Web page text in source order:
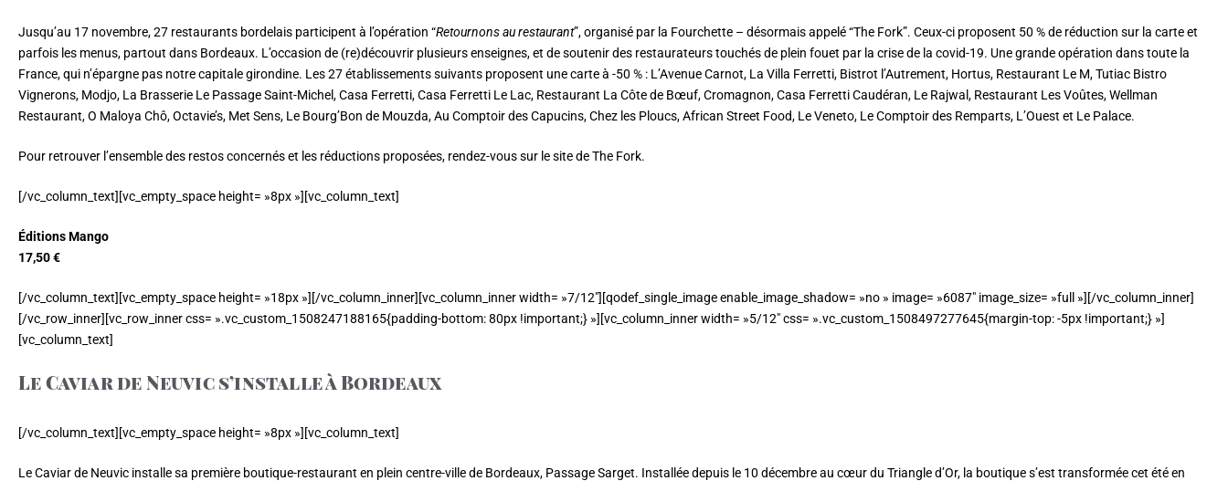
Jusqu’au 17 novembre, 27 restaurants bordelais participent à l’opération “Retournons au restaurant”, organisé par la Fourchette – désormais appelé “The Fork”. Ceux-ci proposent 50 % de réduction sur la carte et
parfois les menus, partout dans Bordeaux. L’occasion de (re)découvrir plusieurs enseignes, et de soutenir des restaurateurs touchés de plein fouet par la crise de la covid-19. Une grande opération dans toute la
France, qui n’épargne pas notre capitale girondine. Les 27 établissements suivants proposent une carte à -50 % : L’Avenue Carnot, La Villa Ferretti, Bistrot l’Autrement, Hortus, Restaurant Le M, Tutiac Bistro
Vignerons, Modjo, La Brasserie Le Passage Saint-Michel, Casa Ferretti, Casa Ferretti Le Lac, Restaurant La Côte de Bœuf, Cromagnon, Casa Ferretti Caudéran, Le Rajwal, Restaurant Les Voûtes, Wellman
Restaurant, O Maloya Chô, Octavie’s, Met Sens, Le Bourg’Bon de Mouzda, Au Comptoir des Capucins, Chez les Ploucs, African Street Food, Le Veneto, Le Comptoir des Remparts, L’Ouest et Le Palace.
Pour retrouver l’ensemble des restos concernés et les réductions proposées, rendez-vous sur le site deThe Fork.
[/vc_column_text][vc_empty_space height= »8px »][vc_column_text]
Éditions Mango
17,50 €
[/vc_column_text][vc_empty_space height= »18px »][/vc_column_inner][vc_column_inner width= »7/12″][qodef_single_image enable_image_shadow= »no » image= »6087″ image_size= »full »][/vc_column_inner]
[/vc_row_inner][vc_row_inner css= ».vc_custom_1508247188165{padding-bottom: 80px !important;} »][vc_column_inner width= »5/12″ css= ».vc_custom_1508497277645{margin-top: -5px !important;} »]
[vc_column_text]
Le Caviar de Neuvic s’installe à Bordeaux
[/vc_column_text][vc_empty_space height= »8px »][vc_column_text]
Le Caviar de Neuvic installe sa première boutique-restaurant en plein centre-ville de Bordeaux, Passage Sarget. Installée depuis le 10 décembre au cœur du Triangle d’Or, la boutique s’est transformée cet été en